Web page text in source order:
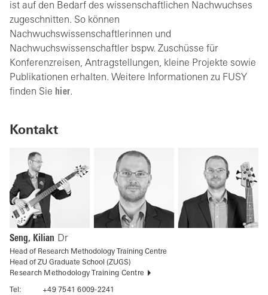
ist auf den Bedarf des wissenschaftlichen Nachwuchses
zugeschnitten. So können
Nachwuchswissenschaftlerinnen und
Nachwuchswissenschaftler bspw. Zuschüsse für
Konferenzreisen, Antragstellungen, kleine Projekte sowie
Publikationen erhalten. Weitere Informationen zu FUSY
finden Sie hier.
Kontakt
Seng, Kilian Dr
Head of Research Methodology Training Centre
Head of ZU Graduate School (ZUGS)
Research Methodology Training Centre
Tel: +49 7541 6009-2241